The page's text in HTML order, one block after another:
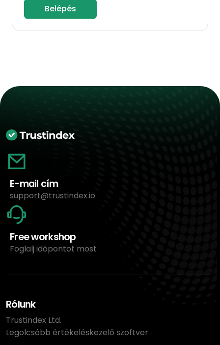
Belépés
E-mail cím
support@trustindex.io
Free workshop
Foglalj időpontot most
Rólunk
Trustindex Ltd.
Legolcsóbb értékeléskezelő szoftver